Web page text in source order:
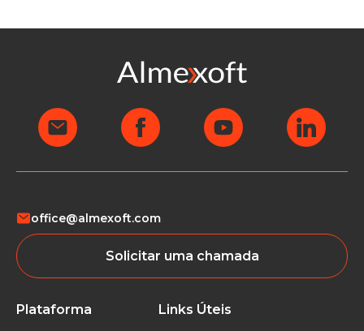
office@almexoft.com
Solicitar uma chamada
Plataforma Links Úteis